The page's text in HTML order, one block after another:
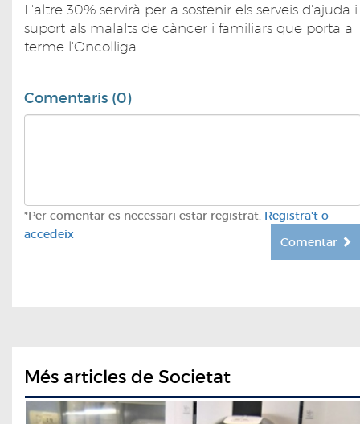
L'altre 30% servirà per a sostenir els serveis d'ajuda i
suport als malalts de càncer i familiars que porta a
terme l'Oncolliga.
Comentaris (0)
*Per comentar es necessari estar registrat. Registra't o
accedeix
Comentar
Més articles de Societat